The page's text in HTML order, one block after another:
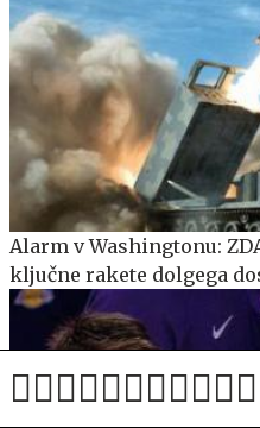
Alarm v Washingtonu:
ključne rakete dolgega